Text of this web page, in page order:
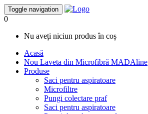
Toggle navigation
0
Nu aveți niciun produs în coș
Acasă
Nou Laveta din Microfibră MADAline
Produse
Saci pentru aspiratoare
Microfiltre
Pungi colectare praf
Saci pentru aspiratoare